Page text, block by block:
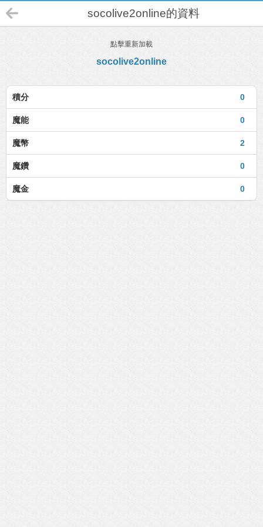
socolive2online的資料
點擊重新加載
socolive2online
0
積分
0
魔能
2
魔幣
0
魔鑽
0
魔金